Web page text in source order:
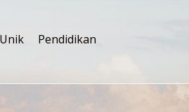
Unik Pendidikan